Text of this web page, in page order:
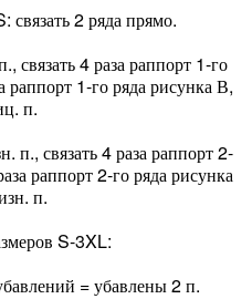
связать 2 ряда прямо.
связать 4 раза раппорт 1-го
раппорт 1-го ряда рисунка В,
п.
п., связать 4 раза раппорт 2-
раппорт 2-го ряда рисунка
п.
S-3XL:
= убавлены 2 п.